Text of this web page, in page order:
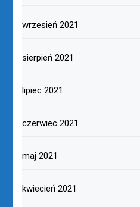
wrzesień 2021
sierpień 2021
lipiec 2021
czerwiec 2021
maj 2021
kwiecień 2021